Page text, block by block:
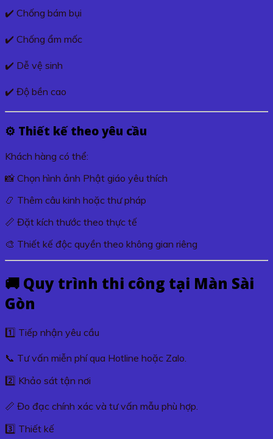
✔️ Chống bám bụi
✔️ Chống ẩm mốc
✔️ Dễ vệ sinh
✔️ Độ bền cao
⚙️ Thiết kế theo yêu cầu
Khách hàng có thể:
📸 Chọn hình ảnh Phật giáo yêu thích
📿 Thêm câu kinh hoặc thư pháp
📏 Đặt kích thước theo thực tế
🎨 Thiết kế độc quyền theo không gian riêng
🚚 Quy trình thi công tại Màn Sài
Gòn
1️⃣ Tiếp nhận yêu cầu
📞 Tư vấn miễn phí qua Hotline hoặc Zalo.
2️⃣ Khảo sát tận nơi
📏 Đo đạc chính xác và tư vấn mẫu phù hợp.
3️⃣ Thiết kế